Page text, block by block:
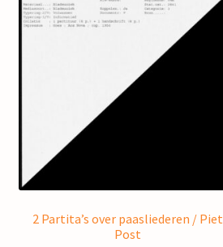
2 Partita’s over paasliederen / Piet
Post